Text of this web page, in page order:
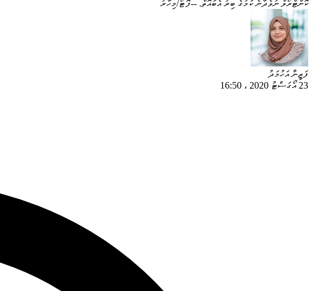
ކޮންޓްރޯލް ނުވެދާނެ ކަމުގެ ބިރު އެބައޮތް. --ފޮޓޯ/މިހާރު
ފަޒީނާ އަހުމަދު
23 އޯގަސްޓު 2020
، 16:50